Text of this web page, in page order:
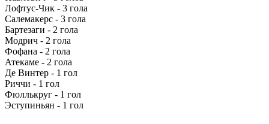
Лофтус-Чик - 3 гола
Салемакерс - 3 гола
Бартезаги - 2 гола
Модрич - 2 гола
Фофана - 2 гола
Атекаме - 2 гола
Де Винтер - 1 гол
Риччи - 1 гол
Фюллькруг - 1 гол
Эступиньян - 1 гол